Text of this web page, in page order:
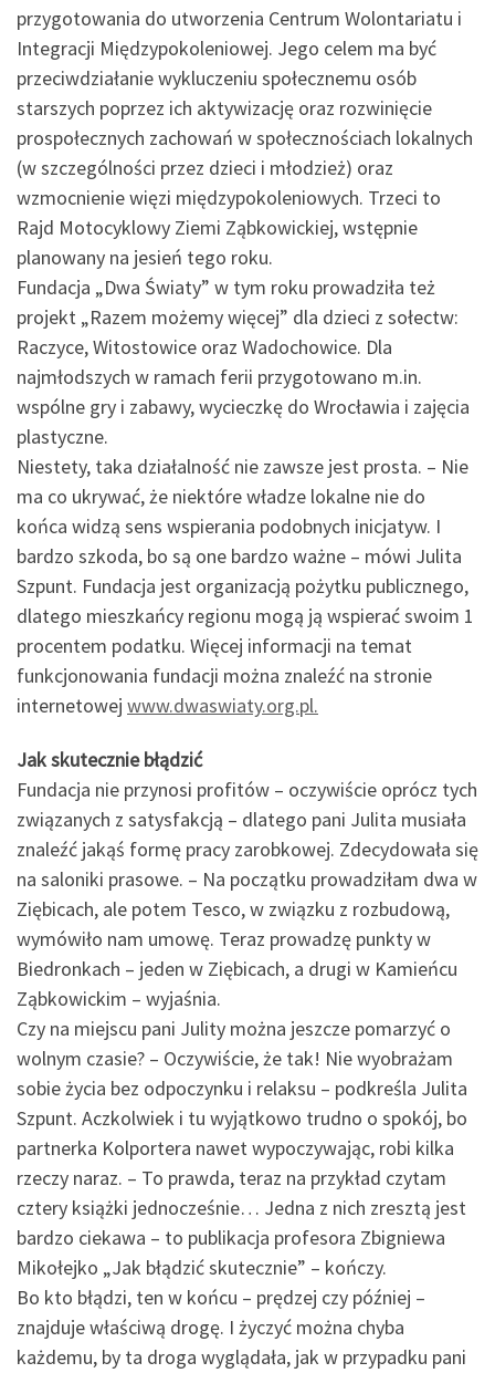
przygotowania do utworzenia Centrum Wolontariatu i
Integracji Międzypokoleniowej. Jego celem ma być
przeciwdziałanie wykluczeniu społecznemu osób
starszych poprzez ich aktywizację oraz rozwinięcie
prospołecznych zachowań w społecznościach lokalnych
(w szczególności przez dzieci i młodzież) oraz
wzmocnienie więzi międzypokoleniowych. Trzeci to
Rajd Motocyklowy Ziemi Ząbkowickiej, wstępnie
planowany na jesień tego roku.
Fundacja „Dwa Światy” w tym roku prowadziła też
projekt „Razem możemy więcej” dla dzieci z sołectw:
Raczyce, Witostowice oraz Wadochowice. Dla
najmłodszych w ramach ferii przygotowano m.in.
wspólne gry i zabawy, wycieczkę do Wrocławia i zajęcia
plastyczne.
Niestety, taka działalność nie zawsze jest prosta. – Nie
ma co ukrywać, że niektóre władze lokalne nie do
końca widzą sens wspierania podobnych inicjatyw. I
bardzo szkoda, bo są one bardzo ważne – mówi Julita
Szpunt. Fundacja jest organizacją pożytku publicznego,
dlatego mieszkańcy regionu mogą ją wspierać swoim 1
procentem podatku. Więcej informacji na temat
funkcjonowania fundacji można znaleźć na stronie
internetowej www.dwaswiaty.org.pl.
Jak skutecznie błądzić
Fundacja nie przynosi profitów – oczywiście oprócz tych
związanych z satysfakcją – dlatego pani Julita musiała
znaleźć jakąś formę pracy zarobkowej. Zdecydowała się
na saloniki prasowe. – Na początku prowadziłam dwa w
Ziębicach, ale potem Tesco, w związku z rozbudową,
wymówiło nam umowę. Teraz prowadzę punkty w
Biedronkach – jeden w Ziębicach, a drugi w Kamieńcu
Ząbkowickim – wyjaśnia.
Czy na miejscu pani Julity można jeszcze pomarzyć o
wolnym czasie? – Oczywiście, że tak! Nie wyobrażam
sobie życia bez odpoczynku i relaksu – podkreśla Julita
Szpunt. Aczkolwiek i tu wyjątkowo trudno o spokój, bo
partnerka Kolportera nawet wypoczywając, robi kilka
rzeczy naraz. – To prawda, teraz na przykład czytam
cztery książki jednocześnie… Jedna z nich zresztą jest
bardzo ciekawa – to publikacja profesora Zbigniewa
Mikołejko „Jak błądzić skutecznie” – kończy.
Bo kto błądzi, ten w końcu – prędzej czy później –
znajduje właściwą drogę. I życzyć można chyba
każdemu, by ta droga wyglądała, jak w przypadku pani